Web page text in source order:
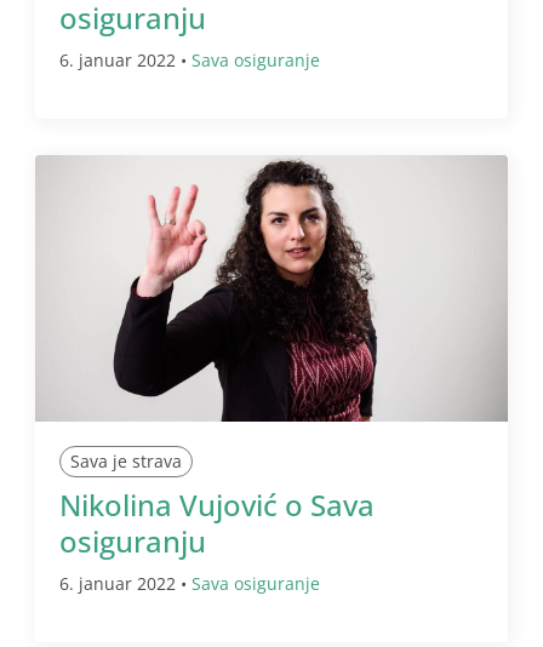
osiguranju
6. januar 2022 • Sava osiguranje
Sava je strava
Nikolina Vujović o Sava
osiguranju
6. januar 2022 • Sava osiguranje